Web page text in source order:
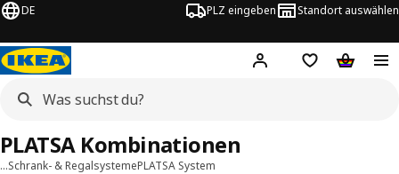
DE PLZ eingeben Standort auswählen
Hej! Hier einloggen
Merkzettel
…Schrank- & RegalsystemePLATSA System
PLATSA Kombinationen